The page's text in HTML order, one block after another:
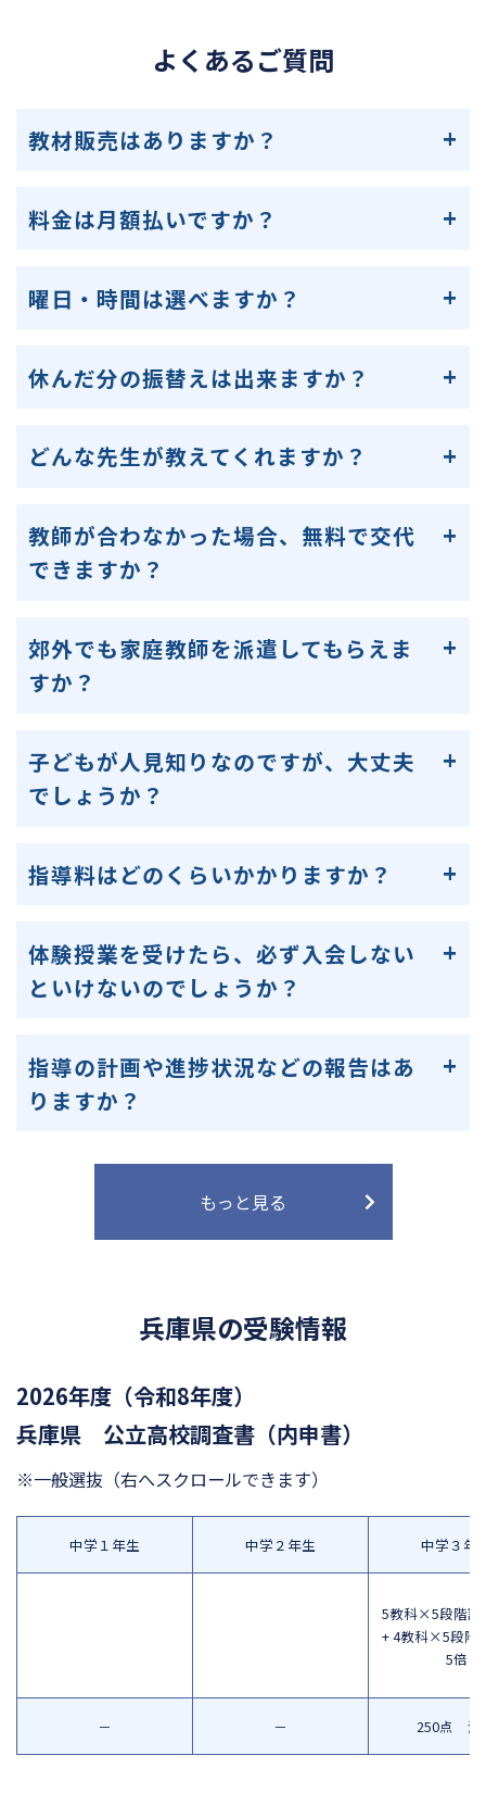
よくあるご質問
教材販売はありますか？
料金は月額払いですか？
曜日・時間は選べますか？
休んだ分の振替えは出来ますか？
どんな先生が教えてくれますか？
教師が合わなかった場合、無料で交代
できますか？
郊外でも家庭教師を派遣してもらえま
すか？
子どもが人見知りなのですが、大丈夫
でしょうか？
指導料はどのくらいかかりますか？
体験授業を受けたら、必ず入会しない
といけないのでしょうか？
指導の計画や進捗状況などの報告はあ
りますか？
もっと見る
兵庫県の受験情報
2026年度（令和8年度）
兵庫県 公立高校調査書（内申書）
※一般選抜 （右へスクロールできます）
中学１年生
－
中学２年生
－
中学３年
5教科×5段階
+ 4教科×5段階
5倍
250点 満